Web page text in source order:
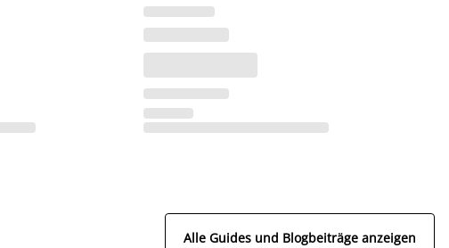
Alle Guides und Blogbeiträge anzeigen